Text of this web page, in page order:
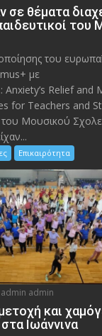
σε θέματα
του
του
με
Anxiety’s Relief
for Teachers and
του Μουσικού
Επικαιρότητα
admin admin
και
Ιωάννινα